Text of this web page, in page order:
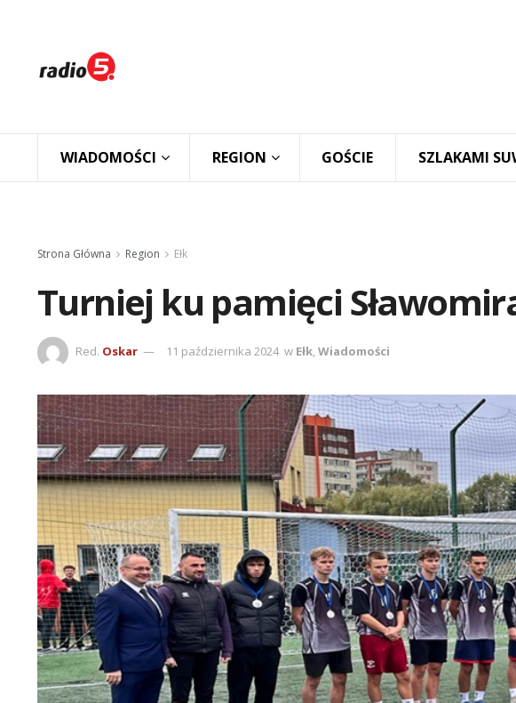
WIADOMOŚCI REGION GOŚCIE SZLAKAMI
Strona Główna Region Ełk
Turniej ku pamięci
Red. Oskar 11 października 2024 w Ełk,Wiadomości